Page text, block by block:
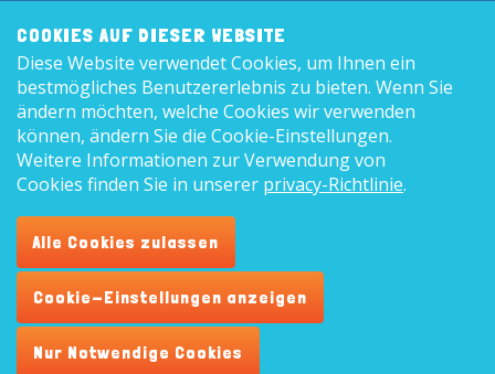
8,9
search:
Die Möglichkeiten anschauen
Wählen Sie ein Abfahrts- und Ankunftsdatum
COOKIES AUF DIESER WEBSITE
Diese Website verwendet Cookies, um Ihnen ein
bestmögliches Benutzererlebnis zu bieten. Wenn Sie
ändern möchten, welche Cookies wir verwenden
können, ändern Sie die Cookie-Einstellungen.
Weitere Informationen zur Verwendung von
Cookies finden Sie in unserer privacy-Richtlinie.
Alle Cookies zulassen
Cookie-Einstellungen anzeigen
Nur Notwendige Cookies